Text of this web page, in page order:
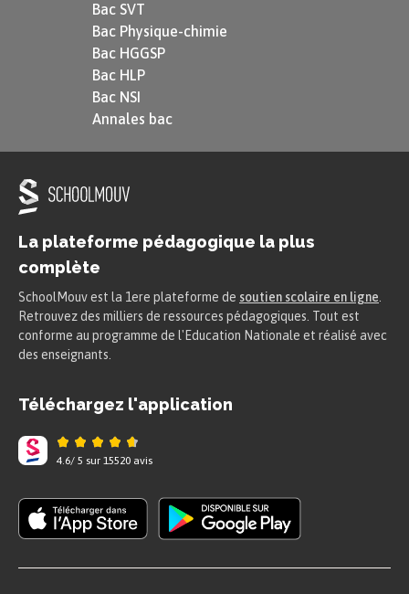
Bac SVT
Bac Physique-chimie
Bac HGGSP
Bac HLP
Bac NSI
Annales bac
La plateforme pédagogique la plus
complète
SchoolMouv est la 1ere plateforme de soutien scolaire en ligne
Retrouvez des milliers de ressources pédagogiques. Tout est
conforme au programme de l'Education Nationale et réalisé avec
des enseignants.
Téléchargez l'application
4.6/ 5 sur 15520 avis